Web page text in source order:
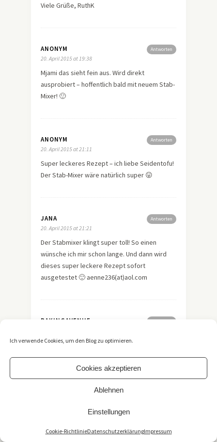
Ich verwende Cookies, um den Blog zu optimieren.
Cookies akzeptieren
Ablehnen
Einstellungen
Cookie-RichtlinieDatenschutzerklärungImpressum
Viele Grüße, RuthK
Antworten
ANONYM
20. April 2015 at 19:38
Mjami das sieht fein aus. Wird direkt
ausprobiert – hoffentlich bald mit neuem Stab-
Mixer! 🙂
Antworten
ANONYM
20. April 2015 at 21:11
Super leckeres Rezept – ich liebe Seidentofu!
Der Stab-Mixer wäre natürlich super 😛
Antworten
JANA
20. April 2015 at 21:21
Der Stabmixer klingt super toll! So einen
wünsche ich mir schon lange. Und dann wird
dieses super leckere Rezept sofort
ausgetestet 🙂 aenne236(at)aol.com
Antworten
BAKINGAVENUE
Also diese Quiche sieht wirklich super lecker
aus :O <3
Definitiv etwas, um es mal auszuprobieren 🙂
Wo bekommt man denn Seidentofu? Kenne
mich mit sowas leider gar nicht aus 😀
klasse! Da würde ich mich echt freuen 😉
Ganz liebe Grüße